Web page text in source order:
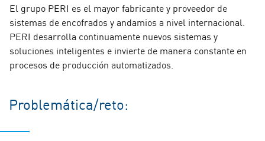
El grupo PERI es el mayor fabricante y proveedor de
sistemas de encofrados y andamios a nivel internacional.
PERI desarrolla continuamente nuevos sistemas y
soluciones inteligentes e invierte de manera constante en
procesos de producción automatizados.
Problemática/reto: